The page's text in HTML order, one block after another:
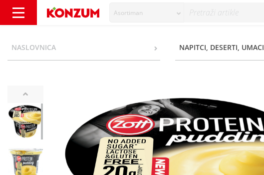
Asortiman
NASLOVNICA NAPITCI, DESERTI, UMACI